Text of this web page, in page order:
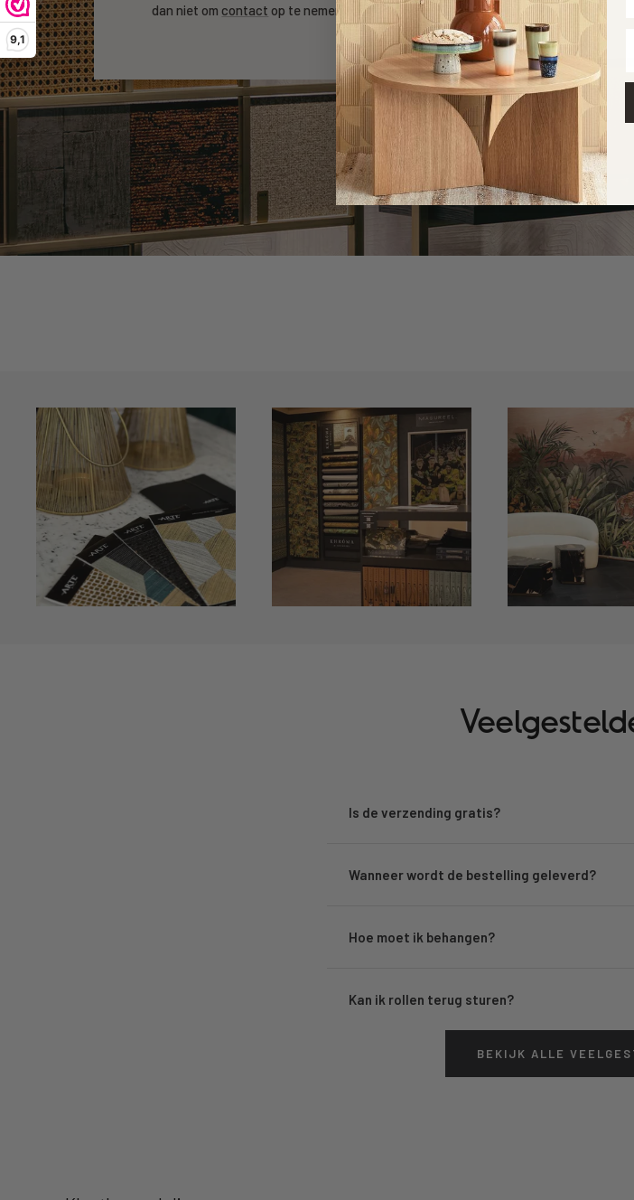
9,1
dan niet omcontact op te nemen.
Is de verzending gratis?
Wanneer wordt de bestelling geleverd?
Hoe moet ik behangen?
Kan ik rollen terug sturen?
BEKIJK ALLE